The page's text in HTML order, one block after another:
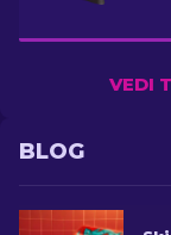
VEDI
BLOG